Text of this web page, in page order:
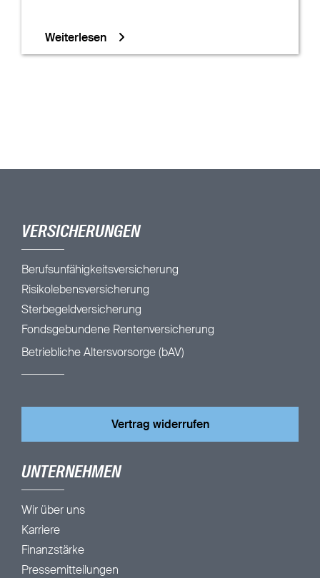
Weiterlesen
VERSICHERUNGEN
Berufsunfähigkeitsversicherung
Risikolebensversicherung
Sterbegeldversicherung
Fondsgebundene Rentenversicherung
Betriebliche Altersvorsorge (bAV)
Vertrag widerrufen
UNTERNEHMEN
Wir über uns
Karriere
Finanzstärke
Pressemitteilungen